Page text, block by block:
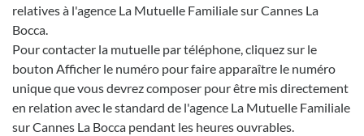
relatives à l'agence La Mutuelle Familiale sur Cannes La
Bocca.
Pour contacter la mutuelle par téléphone, cliquez sur le
bouton Afficher le numéro pour faire apparaître le numéro
unique que vous devrez composer pour être mis directement
en relation avec le standard de l'agence La Mutuelle Familiale
sur Cannes La Bocca pendant les heures ouvrables.